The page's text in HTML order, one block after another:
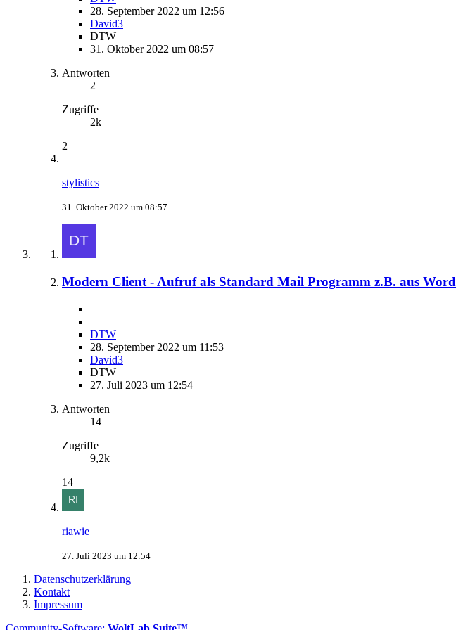
28. September 2022 um 12:56
David3
DTW
31. Oktober 2022 um 08:57
Antworten
2
Zugriffe
2k
2
stylistics
31. Oktober 2022 um 08:57
Modern Client - Aufruf als Standard Mail Programm z.B. aus Word
DTW
28. September 2022 um 11:53
David3
DTW
27. Juli 2023 um 12:54
Antworten
14
Zugriffe
9,2k
14
riawie
27. Juli 2023 um 12:54
Datenschutzerklärung
Kontakt
Impressum